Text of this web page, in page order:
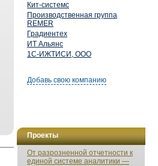
Кит-системс
Производственная группа
REMER
Градиентех
ИТ Альянс
1С-ИЖТИСИ, ООО
Добавь свою компанию
Проекты
От разрозненной отчетности к
единой системе аналитики —